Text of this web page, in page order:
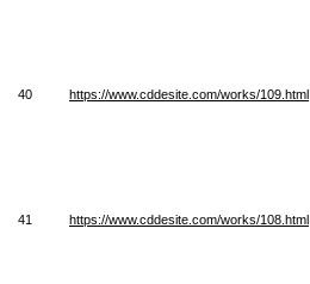
40 https://www.cddesite.com/works/109.html
41 https://www.cddesite.com/works/108.html